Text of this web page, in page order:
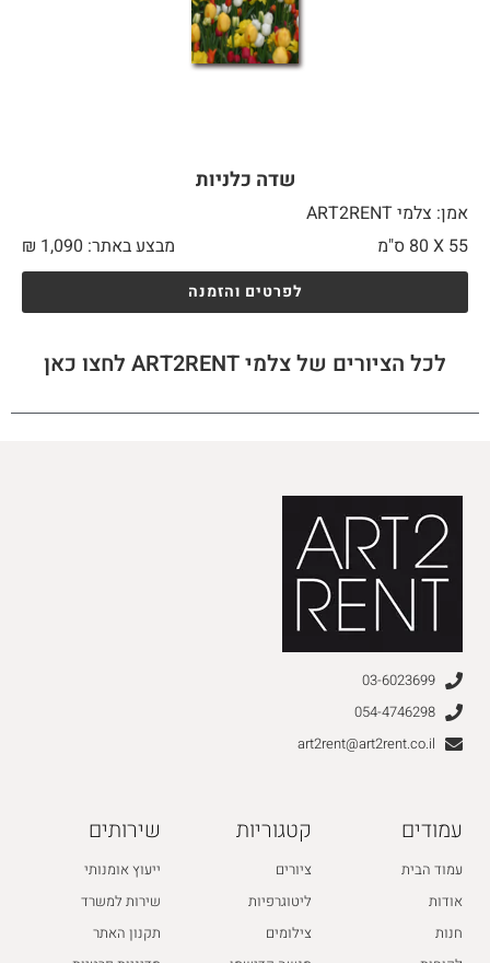
שדה כלניות
אמן: צלמי ART2RENT
55 X
מבצע באתר: ₪ 1,090
לפרטים והזמנה
לכל הציורים של צלמי ART2RENT לחצו כאן
03-6023699
054-4746298
art2rent@art2rent.co.il
עמודים
עמוד הבית
אודות
חנות
קטגוריות
ציורים
ליטוגרפיות
צילומים
שירותים
ייעוץ אומנותי
שירות למשרד
תקנון האתר